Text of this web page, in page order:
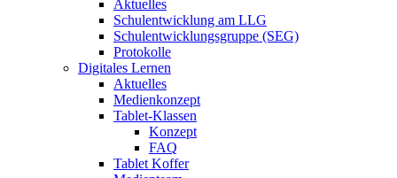
Aktuelles
Schulentwicklung am LLG
Schulentwicklungsgruppe (SEG)
Protokolle
Digitales Lernen
Aktuelles
Medienkonzept
Tablet-Klassen
Konzept
FAQ
Tablet Koffer